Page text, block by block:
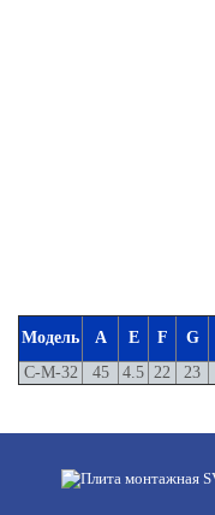
Модель A E F G
C-M-32
45 4.5 22 23